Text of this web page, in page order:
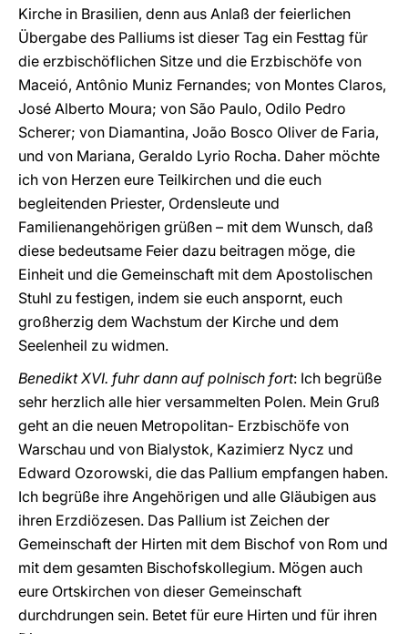
Kirche in Brasilien, denn aus Anlaß der feierlichen
Übergabe des Palliums ist dieser Tag ein Festtag für
die erzbischöflichen Sitze und die Erzbischöfe von
Maceió, Antônio Muniz Fernandes; von Montes Claros,
José Alberto Moura; von São Paulo, Odilo Pedro
Scherer; von Diamantina, João Bosco Oliver de Faria,
und von Mariana, Geraldo Lyrio Rocha. Daher möchte
ich von Herzen eure Teilkirchen und die euch
begleitenden Priester, Ordensleute und
Familienangehörigen grüßen – mit dem Wunsch, daß
diese bedeutsame Feier dazu beitragen möge, die
Einheit und die Gemeinschaft mit dem Apostolischen
Stuhl zu festigen, indem sie euch anspornt, euch
großherzig dem Wachstum der Kirche und dem
Seelenheil zu widmen.
Benedikt XVI. fuhr dann auf polnisch fort: Ich begrüße
sehr herzlich alle hier versammelten Polen. Mein Gruß
geht an die neuen Metropolitan- Erzbischöfe von
Warschau und von Bialystok, Kazimierz Nycz und
Edward Ozorowski, die das Pallium empfangen haben.
Ich begrüße ihre Angehörigen und alle Gläubigen aus
ihren Erzdiözesen. Das Pallium ist Zeichen der
Gemeinschaft der Hirten mit dem Bischof von Rom und
mit dem gesamten Bischofskollegium. Mögen auch
eure Ortskirchen von dieser Gemeinschaft
durchdrungen sein. Betet für eure Hirten und für ihren